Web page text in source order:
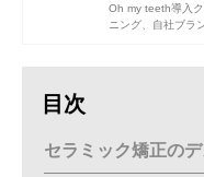
Oh my teeth導入
ニング、自社ブラ
目次
セラミック矯正の